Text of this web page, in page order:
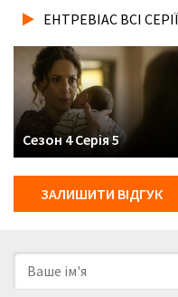
або залишитись
серіалу Ентревіас
та з українськими
ЕНТРЕВІАС ВСІ
Сезон 4 Серія 5
ЗАЛИШИТИ ВІДГУК